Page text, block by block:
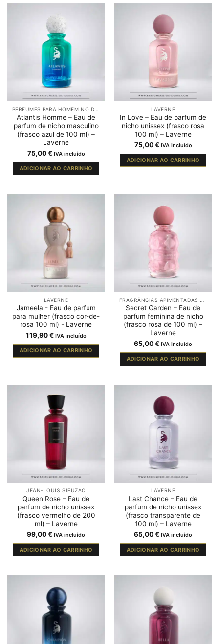
PERFUMES PARA HOMEM NO DUBAI
Atlantis Homme – Eau de
parfum de nicho masculino
(frasco azul de 100 ml) –
Laverne
75,00€ IVA incluído
ADICIONAR AO CARRINHO
LAVERNE
In Love – Eau de parfum de
nicho unissex (frasco rosa
100 ml) – Laverne
75,00€ IVA incluído
ADICIONAR AO CARRINHO
LAVERNE
Jameela - Eau de parfum
para mulher (frasco cor-de-
rosa 100 ml) - Laverne
119,90€ IVA incluído
ADICIONAR AO CARRINHO
Secret Garden – Eau de
parfum feminina de nicho
(frasco rosa de 100 ml) –
Laverne
65,00€ IVA incluído
ADICIONAR AO CARRINHO
JEAN-LOUIS SIEUZAC
Queen Rose – Eau de
parfum de nicho unissex
(frasco vermelho de 200
ml) – Laverne
99,00€ IVA incluído
ADICIONAR AO CARRINHO
LAVERNE
Last Chance – Eau de
parfum de nicho unissex
(frasco transparente de
100 ml) – Laverne
65,00€ IVA incluído
ADICIONAR AO CARRINHO